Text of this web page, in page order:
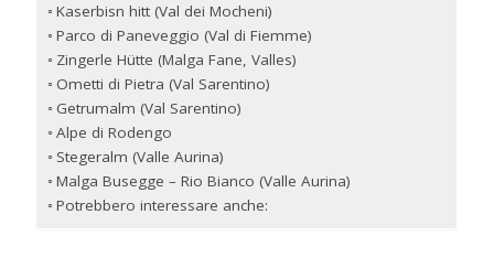
Kaserbisn hitt (Val dei Mocheni)
Parco di Paneveggio (Val di Fiemme)
Zingerle Hütte (Malga Fane, Valles)
Ometti di Pietra (Val Sarentino)
Getrumalm (Val Sarentino)
Alpe di Rodengo
Stegeralm (Valle Aurina)
Malga Busegge – Rio Bianco (Valle Aurina)
Potrebbero interessare anche: